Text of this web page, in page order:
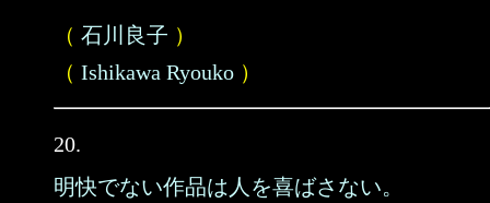
（ 石川良子 ）
（ Ishikawa Ryouko ）
20.
明快でない作品は人を喜ばさない。